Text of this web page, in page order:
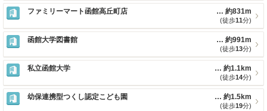
ファミリーマート函館高丘町店 約831m
(徒歩11分)
函館大学図書館 約991m
(徒歩13分)
私立函館大学 約1.1km
(徒歩14分)
幼保連携型つくし認定こども園 約1.5km
(徒歩19分)